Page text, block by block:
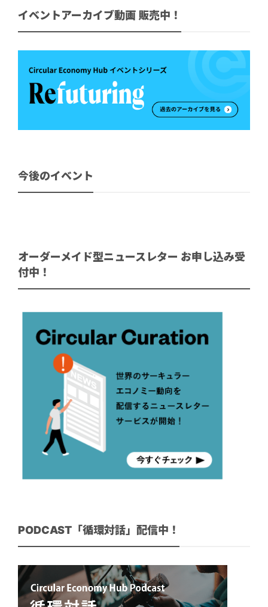
イベントアーカイブ動画 販売中！
今後のイベント
オーダーメイド型ニュースレター お申し込み受
付中！
PODCAST「循環対話」配信中！